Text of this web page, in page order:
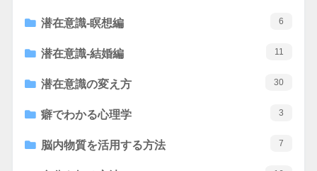
潜在意識-瞑想編 6
潜在意識-結婚編 11
潜在意識の変え方 30
癖でわかる心理学 3
脳内物質を活用する方法 7